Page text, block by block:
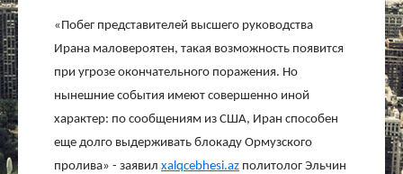
Актуально
Контакты
«Побег представителей высшего руководства
Ирана маловероятен, такая возможность появится
при угрозе окончательного поражения. Но
нынешние события имеют совершенно иной
характер: по сообщениям из США, Иран способен
еще долго выдерживать блокаду Ормузского
пролива» - заявил xalqcebhesi.az политолог Эльчин